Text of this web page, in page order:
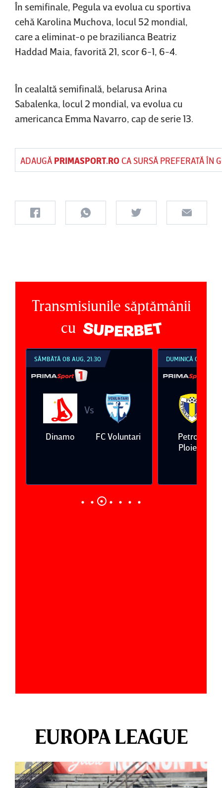
În semifinale, Pegula va evolua cu sportiva
cehă Karolina Muchova, locul 52 mondial,
care a eliminat-o pe brazilianca Beatriz
Haddad Maia, favorită 21, scor 6-1, 6-4.
În cealaltă semifinală, belarusa Arina
Sabalenka, locul 2 mondial, va evolua cu
americanca Emma Navarro, cap de serie 13.
ADAUGĂ PRIMASPORT.ROCA SURSĂ PREFERATĂ ÎN
Transmisiunile săptămânii
cu
SÂMBĂTĂ 08 AUG, 21:30
Dinamo
Vs
FC Voluntari
DUMINICĂ 09 AUG,
Petrolul
Ploieşti
EUROPA LEAGUE